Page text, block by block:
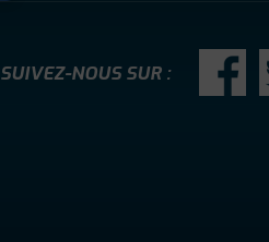
SUIVEZ-NOUS SUR :